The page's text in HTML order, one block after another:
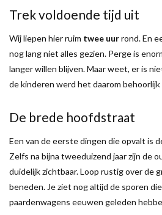
Trek voldoende tijd uit
Wij liepen hier ruim twee uurrond. En
nog lang niet alles gezien. Perge is
langer willen blijven. Maar weet, er is
de kinderen werd het daarom
De brede hoofdstraat
Een van de eerste dingen die opvalt is
Zelfs na bijna tweeduizend jaar zijn de
duidelijk zichtbaar. Loop rustig over de
beneden. Je ziet nog altijd de sporen
paardenwagens eeuwen geleden